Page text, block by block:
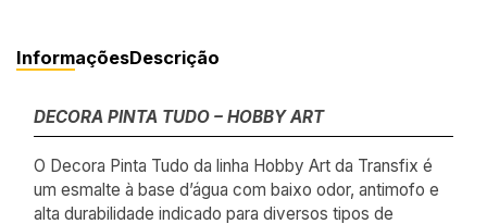
InformaçõesDescrição
DECORA PINTA TUDO – HOBBY ART
O Decora Pinta Tudo da linha Hobby Art da Transfix é
um esmalte à base d’água com baixo odor, antimofo e
alta durabilidade indicado para diversos tipos de